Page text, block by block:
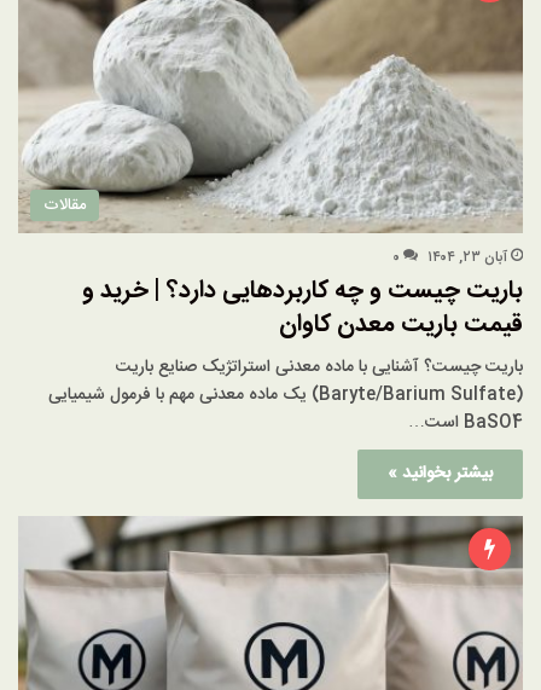
مقالات
آبان ۲۳, ۱۴۰۴ ۰
باریت چیست و چه کاربردهایی دارد؟ | خرید و
قیمت باریت معدن کاوان
باریت چیست؟ آشنایی با ماده معدنی استراتژیک صنایع باریت
(Baryte/Barium Sulfate) یک ماده معدنی مهم با فرمول شیمیایی
BaSO4 است…
بیشتر بخوانید »